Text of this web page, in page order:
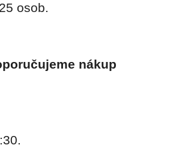
osob.
nákup